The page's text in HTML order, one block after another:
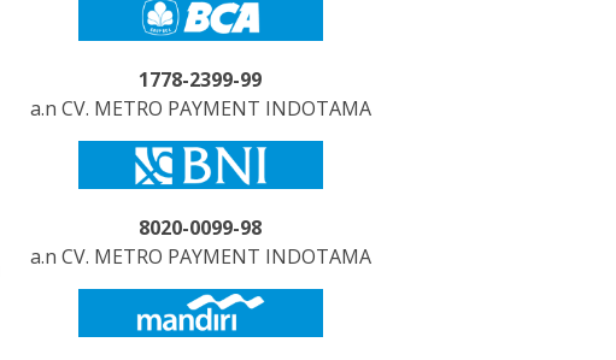
1778-2399-99
a.n CV. METRO PAYMENT INDOTAMA
8020-0099-98
a.n CV. METRO PAYMENT INDOTAMA